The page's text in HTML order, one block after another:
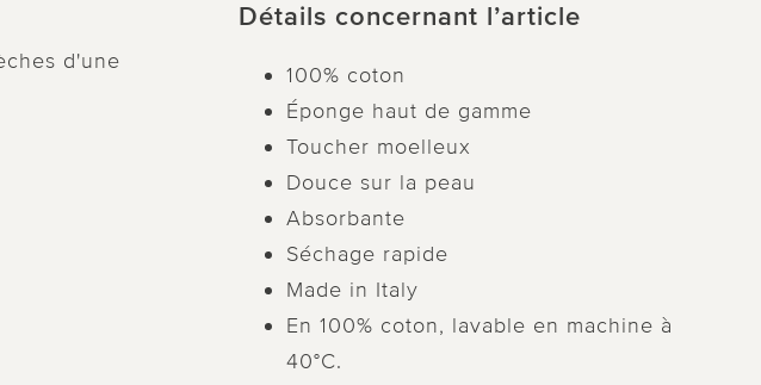
d'une
Détails concernant l’article
100% coton
Éponge haut de gamme
Toucher moelleux
Douce sur la peau
Absorbante
Séchage rapide
Made in Italy
En 100% coton, lavable en machine à
40°C.